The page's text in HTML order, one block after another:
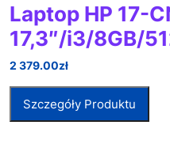
Laptop HP 17-
17,3″/i3/8GB/
2 379.00zł
Szczegóły Produktu